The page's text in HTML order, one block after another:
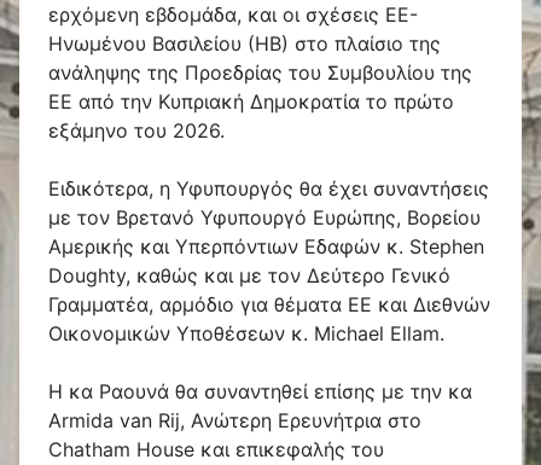
ερχόμενη εβδομάδα, και οι σχέσεις ΕΕ-
Ηνωμένου Βασιλείου (ΗΒ) στο πλαίσιο της
ανάληψης της Προεδρίας του Συμβουλίου της
ΕΕ από την Κυπριακή Δημοκρατία το πρώτο
εξάμηνο του 2026.
Ειδικότερα, η Υφυπουργός θα έχει συναντήσεις
με τον Βρετανό Υφυπουργό Ευρώπης, Βορείου
Αμερικής και Υπερπόντιων Εδαφών κ. Stephen
Doughty, καθώς και με τον Δεύτερο Γενικό
Γραμματέα, αρμόδιο για θέματα ΕΕ και Διεθνών
Οικονομικών Υποθέσεων κ. Michael Ellam.
Η κα Ραουνά θα συναντηθεί επίσης με την κα
Armida van Rij, Ανώτερη Ερευνήτρια στο
Chatham House και επικεφαλής του